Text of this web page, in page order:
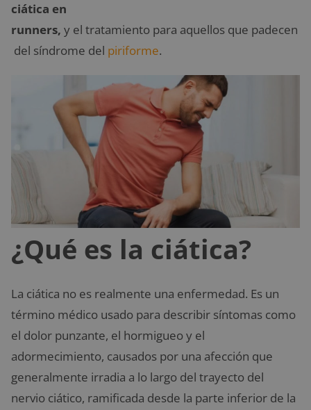
ciática en
runners, y el tratamiento para aquellos que padecen
del síndrome del piriforme.
¿Qué es la ciática?
La ciática no es realmente una enfermedad. Es un
término médico usado para describir síntomas como
el dolor punzante, el hormigueo y el
adormecimiento, causados por una afección que
generalmente irradia a lo largo del trayecto del
nervio ciático, ramificada desde la parte inferior de la